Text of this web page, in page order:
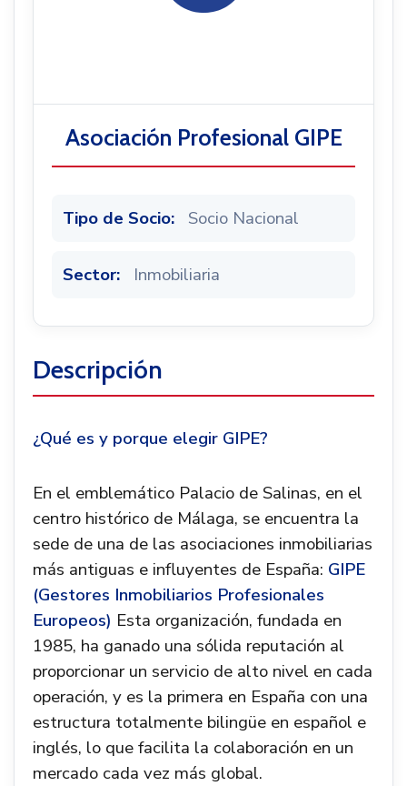
Asociación Profesional GIPE
Tipo de Socio: Socio Nacional
Sector: Inmobiliaria
Descripción
¿Qué es y porque elegir GIPE?
En el emblemático Palacio de Salinas, en el
centro histórico de Málaga, se encuentra la
sede de una de las asociaciones inmobiliarias
más antiguas e influyentes de España: GIPE
(Gestores Inmobiliarios Profesionales
Europeos) Esta organización, fundada en
1985, ha ganado una sólida reputación al
proporcionar un servicio de alto nivel en cada
operación, y es la primera en España con una
estructura totalmente bilingüe en español e
inglés, lo que facilita la colaboración en un
mercado cada vez más global.